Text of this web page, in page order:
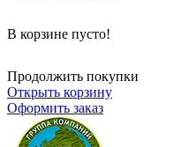
В корзине пусто!
Продолжить покупки
Открыть корзину
Оформить заказ